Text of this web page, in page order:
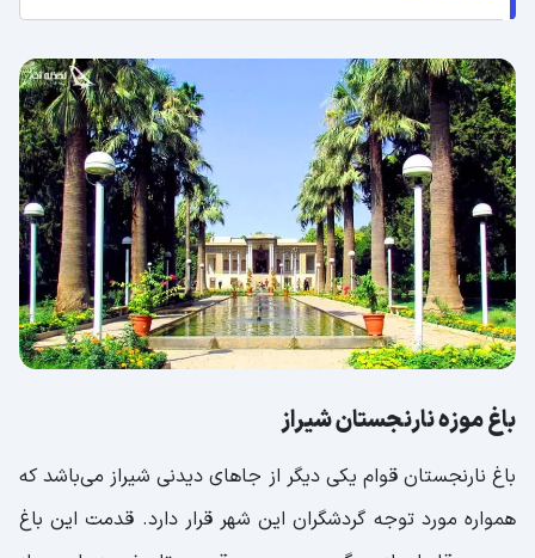
باغ موزه نارنجستان شیراز
باغ نارنجستان قوام یکی دیگر از جاهای دیدنی شیراز می‌باشد که
همواره مورد توجه گردشگران این شهر قرار دارد. قدمت این باغ